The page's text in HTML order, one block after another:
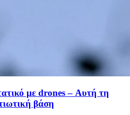
με drones – Αυτή τη
βάση